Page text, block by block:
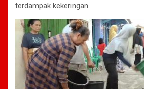
terdampak kekeringan.